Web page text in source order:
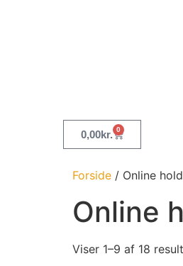
0,00kr. 0
Forside / Online hold
Online
Viser 1–9 af 18